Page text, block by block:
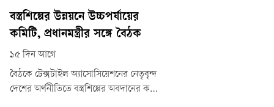
হয়েছে। এতে প্রধান অতিথি হিসেবে উপস্থিত
ছিলেন ব্যাংকের পর্ষদের দায়িত্বপ্রাপ্ত
ব্যাংকের নির্বাহী পরিচালক মোহাম্মদ জহির
হোসেন।
বস্ত্রশিল্পের উন্নয়নে উচ্চপর্যায়ের
কমিটি, প্রধানমন্ত্রীর সঙ্গে বৈঠক
১৫ দিন আগে
বৈঠকে টেক্সটাইল অ্যাসোসিয়েশনের নেতৃবৃন্দ
দেশের অর্থনীতিতে বস্ত্রশিল্পের অবদানের কথা